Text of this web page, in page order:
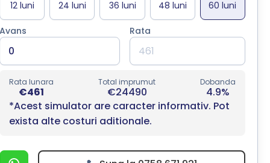
Avans Rata
Rata lunara
€461
Total imprumut
€24490
Dobanda
4.9%
*Acest simulator are caracter informativ. Pot
exista alte costuri aditionale.